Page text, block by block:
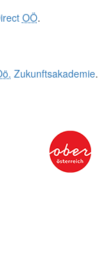
OÖ.
Zukunftsakademie.